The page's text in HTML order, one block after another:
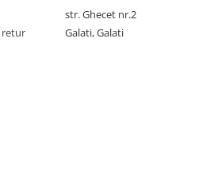
retur
str. Ghecet nr.2
Galati, Galati